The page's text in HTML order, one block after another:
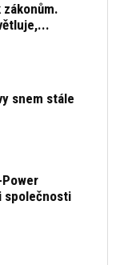
snem stále
společnosti